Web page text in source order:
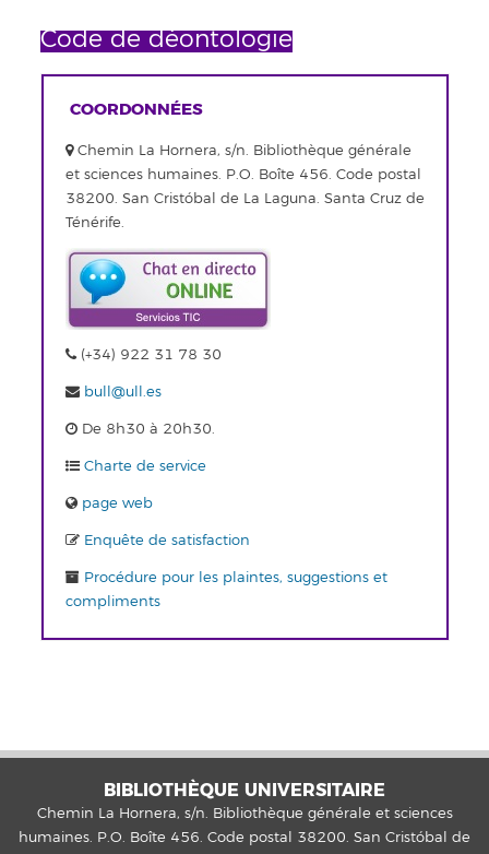
Code de déontologie
COORDONNÉES
Chemin La Hornera, s/n. Bibliothèque générale
et sciences humaines. P.O. Boîte 456. Code postal
38200. San Cristóbal de La Laguna. Santa Cruz de
Ténérife.
(+34) 922 31 78 30
bull@ull.es
De 8h30 à 20h30.
Charte de service
page web
Enquête de satisfaction
Procédure pour les plaintes, suggestions et
compliments
BIBLIOTHÈQUE UNIVERSITAIRE
Chemin La Hornera, s/n. Bibliothèque générale et sciences
humaines. P.O. Boîte 456. Code postal 38200. San Cristóbal de